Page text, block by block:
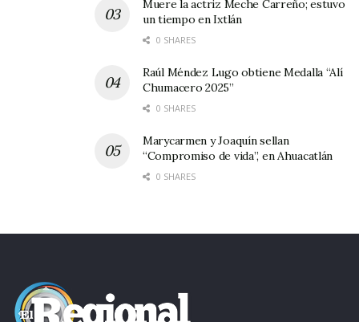
Muere la actriz Meche Carreño; estuvo
un tiempo en Ixtlán
0 SHARES
Raúl Méndez Lugo obtiene Medalla “Alí
Chumacero 2025”
0 SHARES
Marycarmen y Joaquín sellan
“Compromiso de vida”, en Ahuacatlán
0 SHARES